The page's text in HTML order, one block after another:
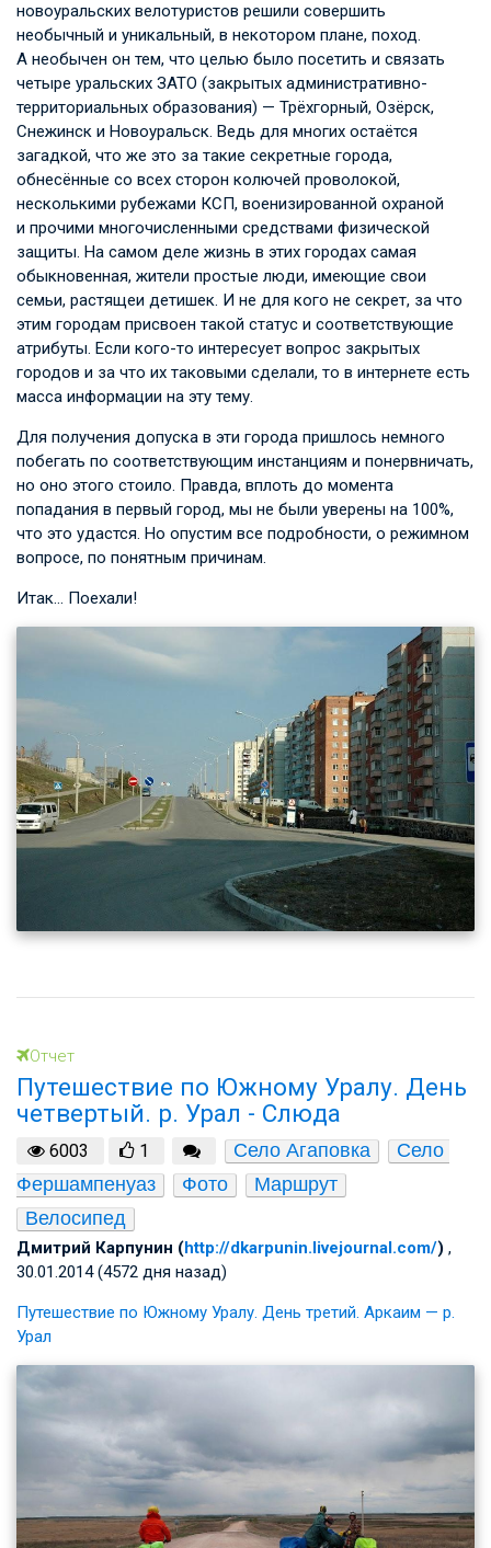
новоуральских велотуристов решили совершить
необычный и уникальный, в некотором плане, поход.
А необычен он тем, что целью было посетить и связать
четыре уральских ЗАТО (закрытых административно-
территориальных образования) — Трёхгорный, Озёрск,
Снежинск и Новоуральск. Ведь для многих остаётся
загадкой, что же это за такие секретные города,
обнесённые со всех сторон колючей проволокой,
несколькими рубежами КСП, военизированной охраной
и прочими многочисленными средствами физической
защиты. На самом деле жизнь в этих городах самая
обыкновенная, жители простые люди, имеющие свои
семьи, растящеи детишек. И не для кого не секрет, за что
этим городам присвоен такой статус и соответствующие
атрибуты. Если кого-то интересует вопрос закрытых
городов и за что их таковыми сделали, то в интернете есть
масса информации на эту тему.
Для получения допуска в эти города пришлось немного
побегать по соответствующим инстанциям и понервничать,
но оно этого стоило. Правда, вплоть до момента
попадания в первый город, мы не были уверены на 100%,
что это удастся. Но опустим все подробности, о режимном
вопросе, по понятным причинам.
Итак… Поехали!
Отчет
Путешествие по Южному Уралу. День
четвертый. р. Урал - Слюда
6003 1 Село Агаповка
Село
Фершампенуаз
Фото
Маршрут
Велосипед
Дмитрий Карпунин (http://dkarpunin.livejournal.com/) ,
30.01.2014 (4572 дня назад)
Путешествие по Южному Уралу. День третий. Аркаим — р.
Урал